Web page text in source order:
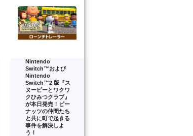
Nintendo
Switch™および
Nintendo
Switch™2 版『ス
ヌーピーとワクワ
クひみつクラブ』
が本日発売！ピー
ナッツの仲間たち
と共に町で起きる
事件を解決しよ
う！